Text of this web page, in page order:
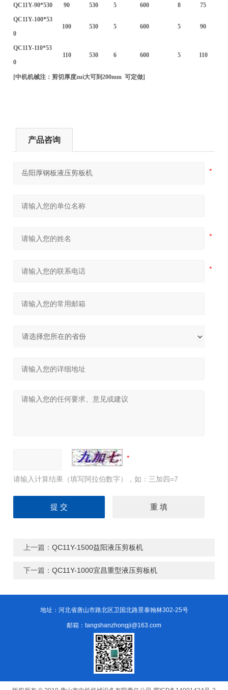
QC11Y-90*530
90 530 5 600 8
75
QC11Y-100*53
0
100 530 5 600 5 90
QC11Y-110*53
0
110 530 6 600 5 110
[中机机械注：剪切厚度zui大可到200mm 可定做]
产品咨询
请输入计算结果（填写阿拉伯数字），如：三加四=7
上一篇：QC11Y-1500益阳液压剪板机
下一篇：QC11Y-1000宜昌重型液压剪板机
地址：河北省唐山市路北区卫国北路景泰翰林302-25号
邮箱：tangshanzhongji@163.com